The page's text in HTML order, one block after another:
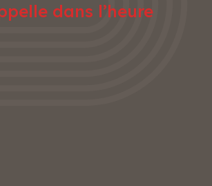
dans l’heure